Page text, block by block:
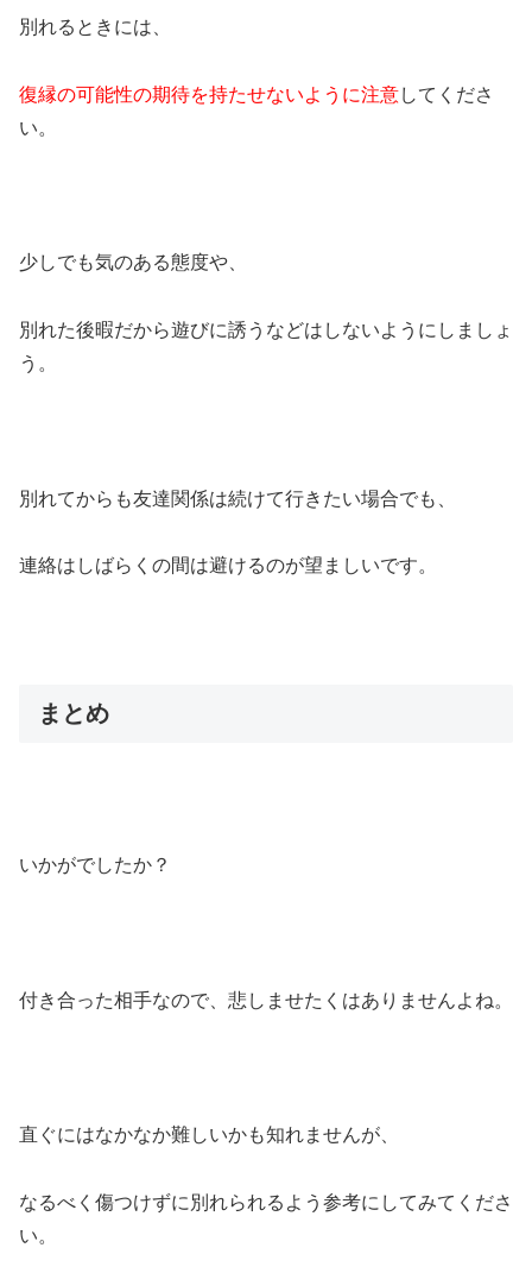
別れるときには、
復縁の可能性の期待を持たせないように注意してくださ
い。
少しでも気のある態度や、
別れた後暇だから遊びに誘うなどはしないようにしましょ
う。
別れてからも友達関係は続けて行きたい場合でも、
連絡はしばらくの間は避けるのが望ましいです。
まとめ
いかがでしたか？
付き合った相手なので、悲しませたくはありませんよね。
直ぐにはなかなか難しいかも知れませんが、
なるべく傷つけずに別れられるよう参考にしてみてくださ
い。